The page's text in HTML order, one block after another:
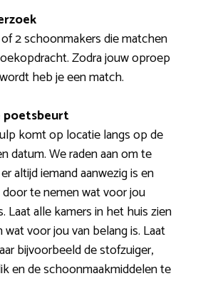
2 schoonmakers die matchen
Zodra jouw oproep
heb je een match.
poetsbeurt
komt op locatie langs op de
datum. We raden aan om te
altijd iemand aanwezig is en
te nemen wat voor jou
Laat alle kamers in het huis zien
wat voor jou van belang is. Laat
bijvoorbeeld de stofzuiger,
en de schoonmaakmiddelen te